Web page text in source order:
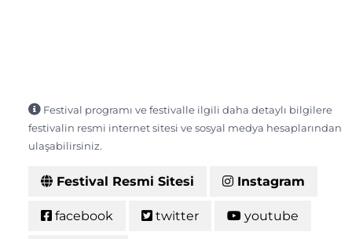
Festival programı ve festivalle ilgili daha detaylı bilgilere
festivalin resmi internet sitesi ve sosyal medya hesaplarından
ulaşabilirsiniz.
Festival Resmi Sitesi Instagram
facebook twitter youtube